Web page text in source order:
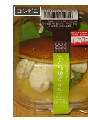
コンビニ